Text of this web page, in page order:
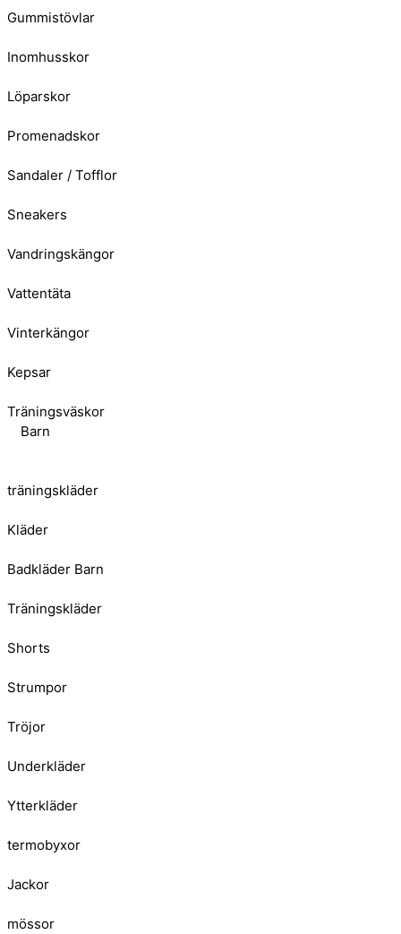
Gummistövlar
Inomhusskor
Löparskor
Promenadskor
Sandaler / Tofflor
Sneakers
Vandringskängor
Vattentäta
Vinterkängor
Kepsar
Träningsväskor
Barn
träningskläder
Kläder
Badkläder Barn
Träningskläder
Shorts
Strumpor
Tröjor
Underkläder
Ytterkläder
termobyxor
Jackor
mössor